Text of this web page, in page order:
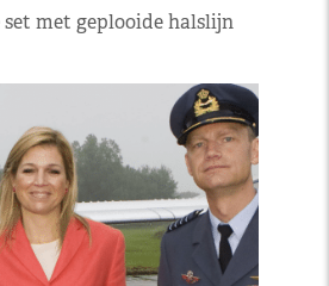
set met geplooide halslijn